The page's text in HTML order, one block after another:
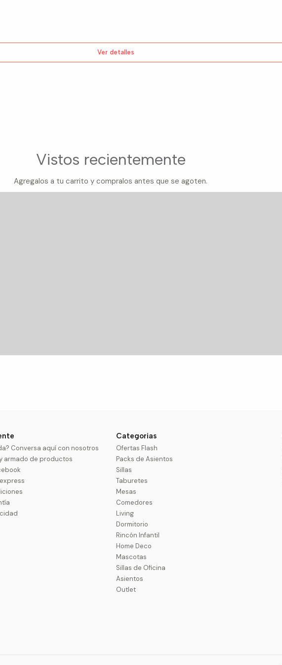
Ver detalles
Vistos recientemente
Agregalos a tu carrito y compralos antes que se agoten.
Conversa aquí con nosotros
armado de productos
Categorias
Ofertas Flash
Packs de Asientos
Sillas
Taburetes
Mesas
Comedores
Living
Dormitorio
Rincón Infantil
Home Deco
Mascotas
Sillas de Oficina
Asientos
Outlet